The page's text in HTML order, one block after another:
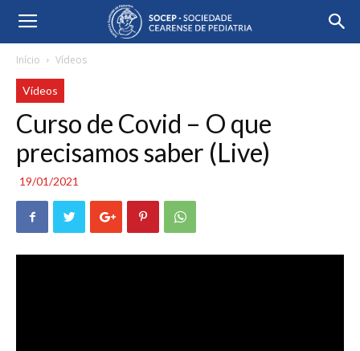
Início Vídeos
Vídeos
Curso de Covid – O que
precisamos saber (Live)
19/01/2021